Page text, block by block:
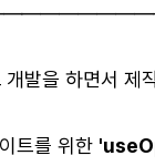
개발을 하면서 제
트를 위한